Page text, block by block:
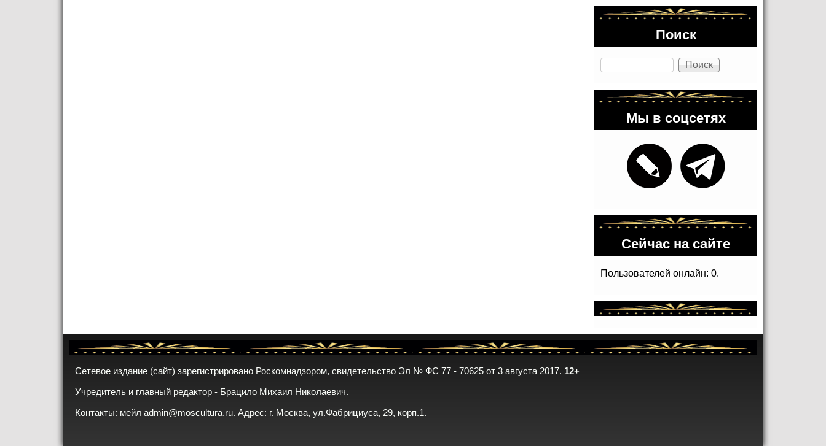
Поиск
Поиск
Мы в соцсетях
Сейчас на сайте
Пользователей онлайн: 0.
Сетевое издание (сайт) зарегистрировано Роскомнадзором, свидетельство Эл № ФС 77 - 70625 от 3 августа 2017. 12+
Учредитель и главный редактор - Брацило Михаил Николаевич.
Контакты: мейл admin@moscultura.ru. Адрес: г. Москва, ул.Фабрициуса, 29, корп.1.